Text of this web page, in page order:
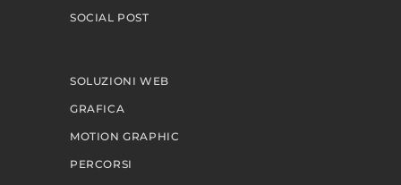
SOCIAL POST
SOLUZIONI WEB
GRAFICA
MOTION GRAPHIC
PERCORSI